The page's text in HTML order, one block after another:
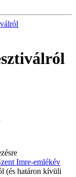
Imre-emlékév
(és határon kívüli